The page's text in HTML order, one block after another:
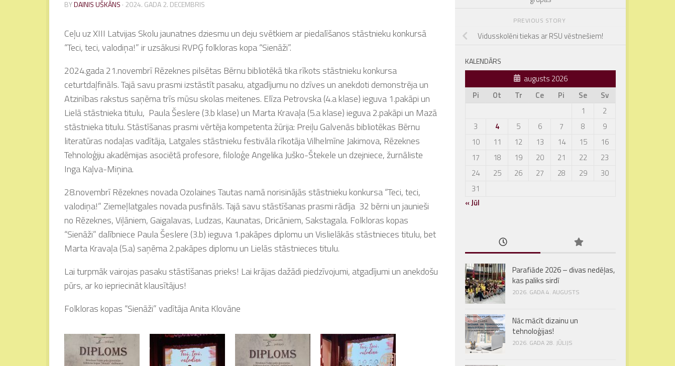
BYDAINIS UŠKĀNS · 2024. GADA 2. DECEMBRIS
Ceļu uz XIII Latvijas Skolu jaunatnes dziesmu un deju svētkiem ar piedalīšanos stāstnieku konkursā
“Teci, teci, valodiņa!” ir uzsākusi RVPĢ folkloras kopa “Sienāži”.
2024.gada 21.novembrī Rēzeknes pilsētas Bērnu bibliotēkā tika rīkots stāstnieku konkursa
ceturtdaļfināls. Tajā savu prasmi izstāstīt pasaku, atgadījumu no dzīves un anekdoti demonstrēja un
Atzinības rakstus saņēma trīs mūsu skolas meitenes. Elīza Petrovska (4.a klase) ieguva 1.pakāpi un
Lielā stāstnieka titulu, Paula Šeslere (3.b klase) un Marta Kravaļa (5.a klase) ieguva 2.pakāpi un Mazā
stāstnieka titulu. Stāstīšanas prasmi vērtēja kompetenta žūrija: Preiļu Galvenās bibliotēkas Bērnu
literatūras nodaļas vadītāja, Latgales stāstnieku festivāla rīkotāja Vilhelmīne Jakimova, Rēzeknes
Tehnoloģiju akadēmijas asociētā profesore, filoloģe Angelika Juško-Štekele un dzejniece, žurnāliste
Inga Kaļva-Miņina.
28.novembrī Rēzeknes novada Ozolaines Tautas namā norisinājās stāstnieku konkursa “Teci, teci,
valodiņa!” Ziemeļlatgales novada pusfināls. Tajā savu stāstīšanas prasmi rādīja 32 bērni un jaunieši
no Rēzeknes, Viļāniem, Gaigalavas, Ludzas, Kaunatas, Dricāniem, Sakstagala. Folkloras kopas
“Sienāži” dalībniece Paula Šeslere (3.b) ieguva 1.pakāpes diplomu un Vislielākās stāstnieces titulu, bet
Marta Kravaļa (5.a) saņēma 2.pakāpes diplomu un Lielās stāstnieces titulu.
Lai turpmāk vairojas pasaku stāstīšanas prieks! Lai krājas dažādi piedzīvojumi, atgadījumi un anekdošu
pūrs, ar ko iepriecināt klausītājus!
Folkloras kopas “Sienāži” vadītāja Anita Klovāne
PREVIOUS STORY
Vidusskolēni tiekas ar RSU vēstnešiem!
KALENDĀRS
augusts 2026
Pi
Ot Tr Ce Pi Se
Sv
1
2
3
4 5 6 7 8
9
10
11 12 13 14 15
16
17
18 19 20 21 22
23
24
25 26 27 28 29
30
31
« Jūl
Parafiāde 2026 – divas nedēļas,
kas paliks sirdī
2026. GADA 4. AUGUSTS
Nāc mācīt dizainu un
tehnoloģijas!
2026. GADA 28. JŪLIJS